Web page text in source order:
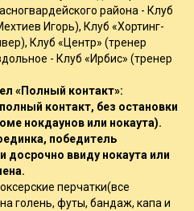
района - Клуб
Игорь), Клуб «Хортинг-
Клуб «Центр» (тренер
- Клуб «Ирбис» (тренер
«Полный контакт»:
контакт, без остановки
нокдаунов или нокаута).
победитель
досрочно ввиду нокаута или
перчатки(все
голень, футы, бандаж, капа и